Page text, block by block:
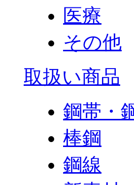
医療
その他
取扱い商品
鋼帯・
棒鋼
鋼線